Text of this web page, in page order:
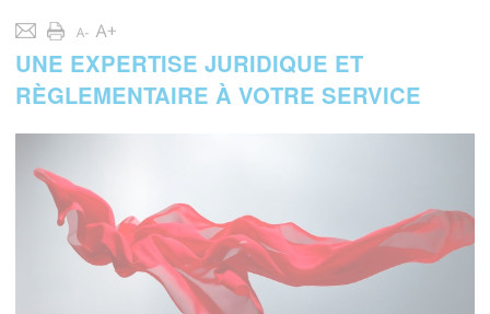
UNE EXPERTISE JURIDIQUE ET
RÈGLEMENTAIRE À VOTRE SERVICE